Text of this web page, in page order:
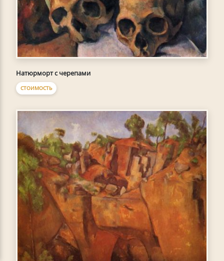
Натюрморт с черепами
СТОИМОСТЬ